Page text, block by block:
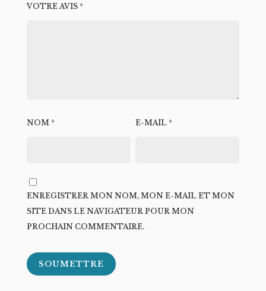
VOTRE AVIS *
NOM * E-MAIL *
ENREGISTRER MON NOM, MON E-MAIL ET MON
SITE DANS LE NAVIGATEUR POUR MON
PROCHAIN COMMENTAIRE.